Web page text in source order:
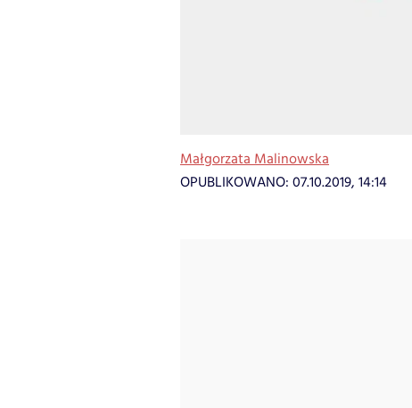
Małgorzata Malinowska
OPUBLIKOWANO: 07.10.2019, 14:14